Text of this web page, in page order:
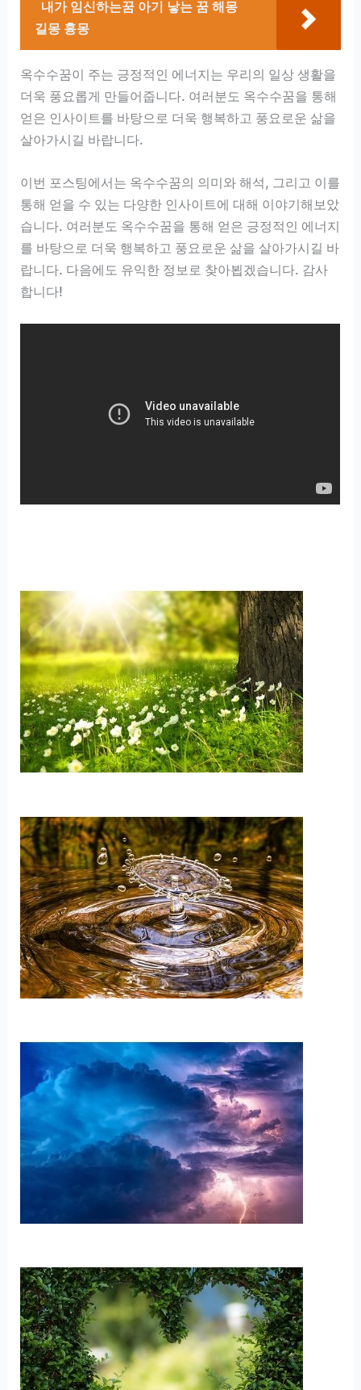
내가 임신하는꿈 아기 낳는 꿈 해몽
길몽 흉몽
옥수수꿈이 주는 긍정적인 에너지는 우리의 일상 생활을
더욱 풍요롭게 만들어줍니다. 여러분도 옥수수꿈을 통해
얻은 인사이트를 바탕으로 더욱 행복하고 풍요로운 삶을
살아가시길 바랍니다.
이번 포스팅에서는 옥수수꿈의 의미와 해석, 그리고 이를
통해 얻을 수 있는 다양한 인사이트에 대해 이야기해보았
습니다. 여러분도 옥수수꿈을 통해 얻은 긍정적인 에너지
를 바탕으로 더욱 행복하고 풍요로운 삶을 살아가시길 바
랍니다. 다음에도 유익한 정보로 찾아뵙겠습니다. 감사
합니다!